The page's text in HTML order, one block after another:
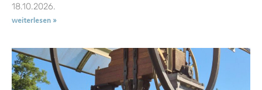
18.10.2026.
weiterlesen »